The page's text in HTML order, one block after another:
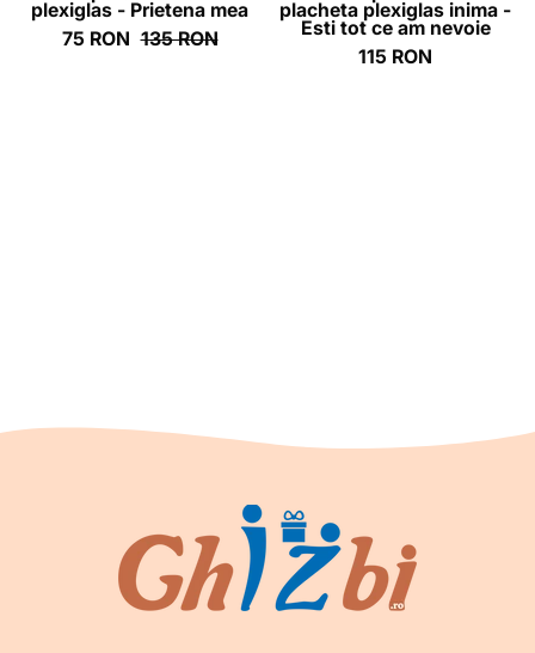
plexiglas - Prietena mea
75 RON 135 RON
am
nevoie
placheta plexiglas inima -
Esti tot ce am nevoie
115 RON